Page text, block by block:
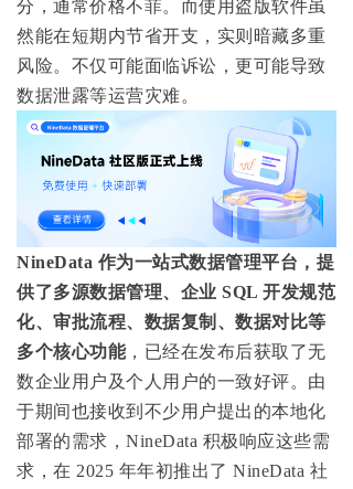
分，通常价格不菲。而使用盗版软件虽
然能在短期内节省开支，实则暗藏多重
风险。不仅可能面临诉讼，更可能导致
数据泄露等运营灾难。
NineData 作为一站式数据管理平台，提
供了多源数据管理、企业 SQL 开发规范
化、审批流程、数据复制、数据对比等
多个核心功能，已经在发布后获取了无
数企业用户及个人用户的一致好评。由
于期间也接收到不少用户提出的本地化
部署的需求，NineData 积极响应这些需
求，在 2025 年年初推出了 NineData 社